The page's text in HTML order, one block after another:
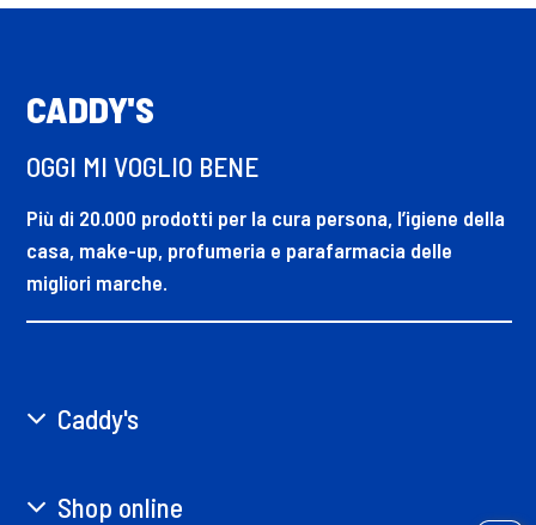
CADDY'S
OGGI MI VOGLIO BENE
Più di 20.000 prodotti per la cura persona, l’igiene della
casa, make-up, profumeria e parafarmacia delle
migliori marche.
Caddy's
Shop online